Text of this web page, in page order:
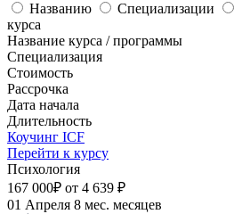
Названию
Специализации
курса
Название курса / программы
Специализация
Стоимость
Рассрочка
Дата начала
Длительность
Коучинг ICF
Перейти к курсу
Психология
167 000₽ от 4 639 ₽
01 Апреля 8 мес. месяцев